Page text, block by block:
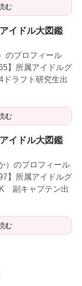
む
イドル大図鑑
のプロフィール
】所属アイドルグ
ドラフト研究生出
む
イドル大図鑑
）のプロフィール
】所属アイドルグ
副キャプテン出
む